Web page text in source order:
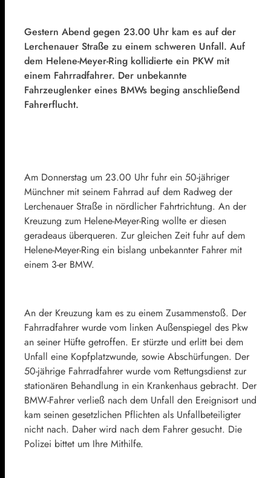
Gestern Abend gegen 23.00 Uhr kam es auf der
Lerchenauer Straße zu einem schweren Unfall. Auf
dem Helene-Meyer-Ring kollidierte ein PKW mit
einem Fahrradfahrer. Der unbekannte
Fahrzeuglenker eines BMWs beging anschließend
Fahrerflucht.
Am Donnerstag um 23.00 Uhr fuhr ein 50-jähriger
Münchner mit seinem Fahrrad auf dem Radweg der
Lerchenauer Straße in nördlicher Fahrtrichtung. An der
Kreuzung zum Helene-Meyer-Ring wollte er diesen
geradeaus überqueren. Zur gleichen Zeit fuhr auf dem
Helene-Meyer-Ring ein bislang unbekannter Fahrer mit
einem 3-er BMW.
An der Kreuzung kam es zu einem Zusammenstoß. Der
Fahrradfahrer wurde vom linken Außenspiegel des Pkw
an seiner Hüfte getroffen. Er stürzte und erlitt bei dem
Unfall eine Kopfplatzwunde, sowie Abschürfungen. Der
50-jährige Fahrradfahrer wurde vom Rettungsdienst zur
stationären Behandlung in ein Krankenhaus gebracht. Der
BMW-Fahrer verließ nach dem Unfall den Ereignisort und
kam seinen gesetzlichen Pflichten als Unfallbeteiligter
nicht nach. Daher wird nach dem Fahrer gesucht. Die
Polizei bittet um Ihre Mithilfe.